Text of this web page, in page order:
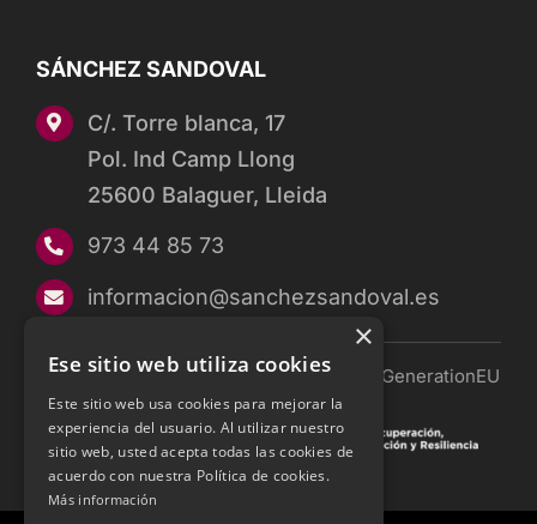
SÁNCHEZ SANDOVAL
C/. Torre blanca, 17
Pol. Ind Camp Llong
25600 Balaguer, Lleida
973 44 85 73
informacion@sanchezsandoval.es
Financiado por la Unión Europea — NextGenerationEU
×
Ese sitio web utiliza cookies
Este sitio web usa cookies para mejorar la
experiencia del usuario. Al utilizar nuestro
sitio web, usted acepta todas las cookies de
acuerdo con nuestra Política de cookies.
Más información